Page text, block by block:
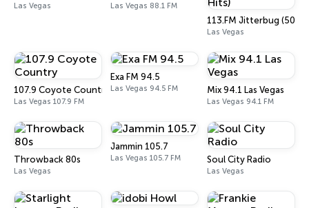
Las Vegas Las Vegas 88.1 FM
113.FM Jitterbug (50's
Las Vegas
107.9 Coyote Country
Las Vegas 107.9 FM
Exa FM 94.5
Las Vegas 94.5 FM Mix 94.1 Las Vegas
Las Vegas 94.1 FM
Throwback 80s
Las Vegas
Jammin 105.7
Las Vegas 105.7 FM Soul City Radio
Las Vegas